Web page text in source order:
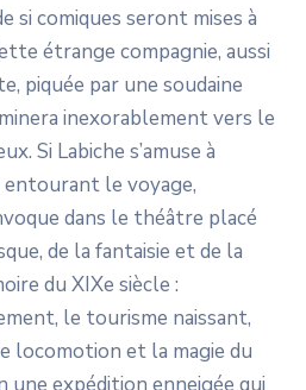
si comiques seront mises à
étrange compagnie, aussi
piquée par une soudaine
inexorablement vers le
Si Labiche s’amuse à
le voyage,
dans le théâtre placé
de la fantaisie et de la
du XIXe siècle :
le tourisme naissant,
locomotion et la magie du
une expédition enneigée qui